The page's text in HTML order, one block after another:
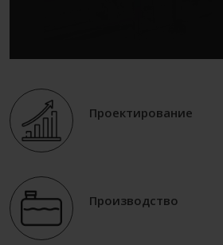
Проектирование
Производство